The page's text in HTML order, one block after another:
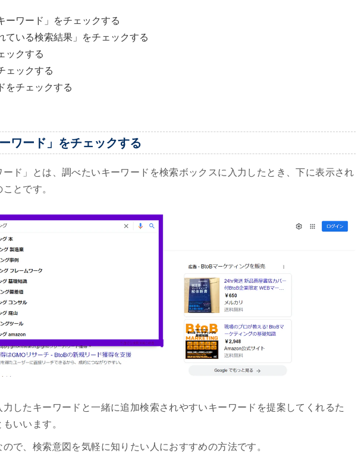
ーワード」をチェックする
ている検索結果」をチェックする
ックする
ェックする
をチェックする
ワード」をチェックする
ード」とは、調べたいキーワードを検索ボックスに入力したとき、下に表示され
とです。
したキーワードと一緒に追加検索されやすいキーワードを提案してくれるた
いいます。
で、検索意図を気軽に知りたい人におすすめの方法です。